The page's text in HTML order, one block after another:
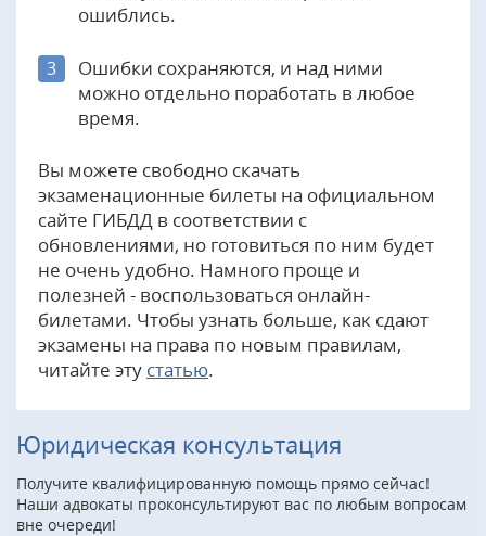
ошиблись.
3
Ошибки сохраняются, и над ними
можно отдельно поработать в любое
время.
Вы можете свободно скачать
экзаменационные билеты на официальном
сайте ГИБДД в соответствии с
обновлениями, но готовиться по ним будет
не очень удобно. Намного проще и
полезней - воспользоваться онлайн-
билетами. Чтобы узнать больше, как сдают
экзамены на права по новым правилам,
читайте эту статью.
Юридическая консультация
Получите квалифицированную помощь прямо сейчас!
Наши адвокаты проконсультируют вас по любым вопросам
вне очереди!